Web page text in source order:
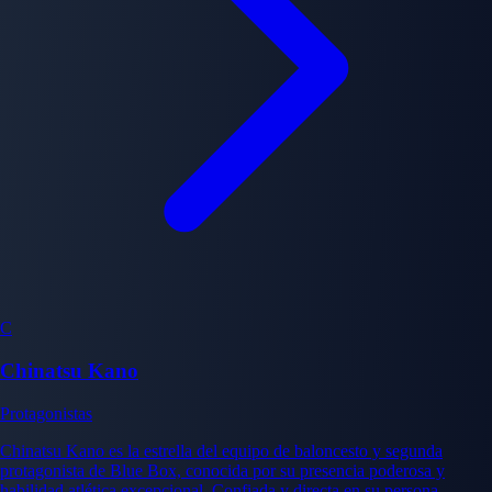
C
Chinatsu Kano
Protagonistas
Chinatsu Kano es la estrella del equipo de baloncesto y segunda
protagonista de Blue Box, conocida por su presencia poderosa y